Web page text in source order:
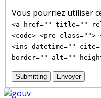
Vous pourriez utiliser
<a href="" title=""
<code> <pre
<ins datetime=""
border="" alt=""
Submitting Envoyer